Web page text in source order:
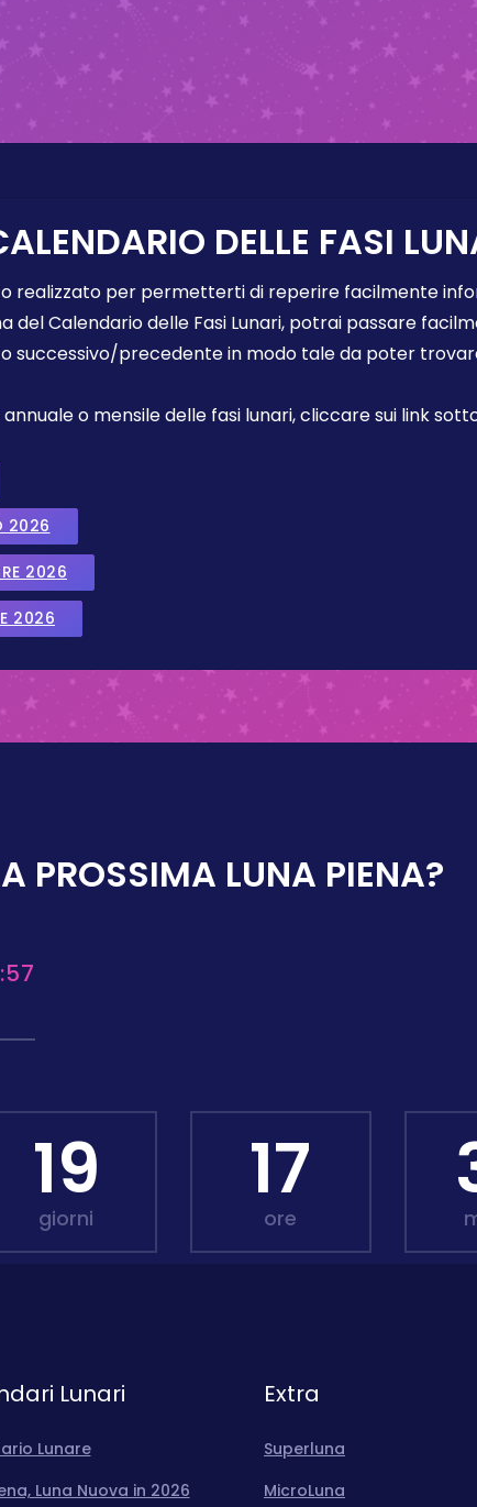
DELLE FASI
realizzato per permetterti di reperire facilmente
del Calendario delle Fasi Lunari, potrai passare
successivo/precedente in modo tale da poter
o mensile delle fasi lunari, cliccare sui link
2026
2026
2026
PROSSIMA LUNA PIENA?
19
giorni
17
ore
Lunari
Lunare
Luna Nuova in 2026
Extra
Superluna
MicroLuna